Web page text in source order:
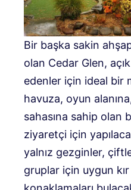
Bir başka sakin
olan Cedar Glen,
edenler için ideal bir
havuza, oyun
sahasına sahip olan
ziyaretçi için
yalnız gezginler,
gruplar için uygun